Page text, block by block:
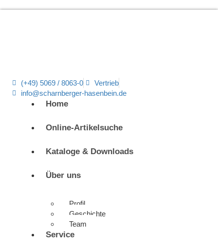
(+49) 5069 / 8063-0
Vertrieb
info@scharnberger-hasenbein.de
Home
Online-Artikelsuche
Kataloge & Downloads
Über uns
Profil
Geschichte
Team
Service